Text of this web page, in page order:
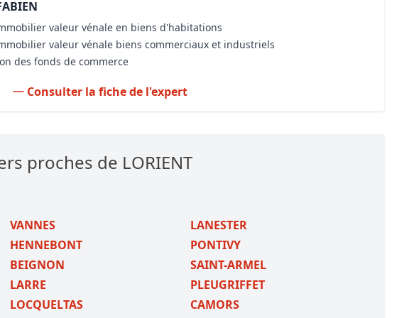
valeur vénale en biens d'habitations
valeur vénale biens commerciaux et industriels
des fonds de commerce
Consulter la fiche de l'expert
proches de LORIENT
VANNES
LANESTER
HENNEBONT
PONTIVY
BEIGNON
SAINT-ARMEL
LARRE
PLEUGRIFFET
LOCQUELTAS CAMORS